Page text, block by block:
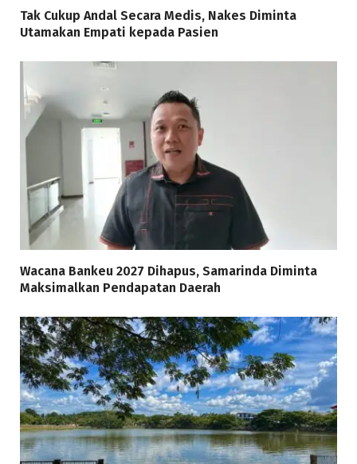
Tak Cukup Andal Secara Medis, Nakes Diminta
Utamakan Empati kepada Pasien
Wacana Bankeu 2027 Dihapus, Samarinda Diminta
Maksimalkan Pendapatan Daerah